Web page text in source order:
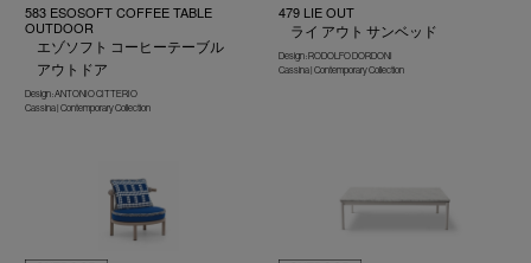
583 ESOSOFT COFFEE TABLE
OUTDOOR
エゾソフト コーヒーテーブル
アウトドア
Design : ANTONIO CITTERIO
Cassina | Contemporary Collection
479 LIE OUT
ライ アウト サンベッド
Design : RODOLFO DORDONI
Cassina | Contemporary Collection